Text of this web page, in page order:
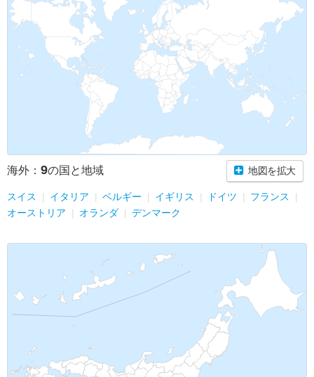
海外： 9の国と地域 地図を拡大
スイス イタリア ベルギー イギリス ドイツ
フランス
オーストリア
オランダ デンマーク